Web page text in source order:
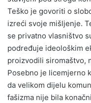
Teško je govoriti o
izreći svoje mišljenje.
se privatno vlasništvo
podređuje ideološkim
proizvodili siromaštvo,
Posebno je licemjerno
da velikom dijelu
fašizma nije bila